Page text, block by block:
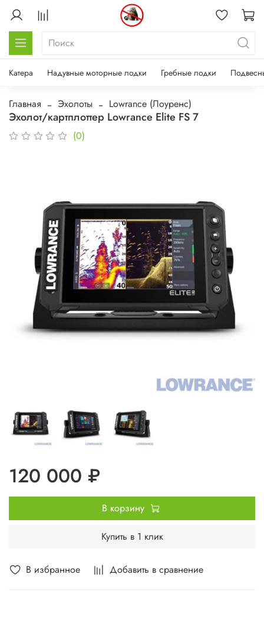
Катера Надувные моторные лодки Гребные лодки
Главная Эхолоты Lowrance (Лоуренс)
Эхолот/картплоттер Lowrance Elite FS 7
(0)
В избранное Добавить в сравнение
120 000 ₽
В корзину
Купить в 1 клик